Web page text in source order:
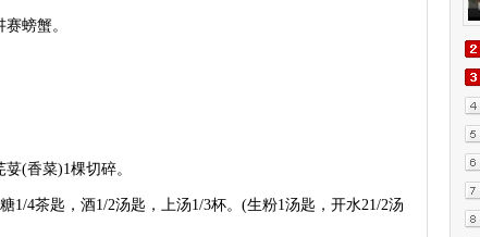
螃蟹。
(香菜)1棵切碎。
4茶匙，酒1/2汤匙，上汤1/3杯。(生粉1汤匙，开水21/2汤